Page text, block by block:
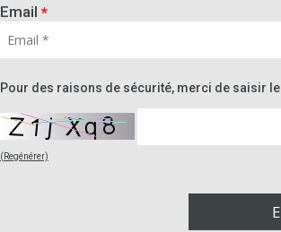
Email *
Pour des raisons de sécurité, merci de saisir
(Regénérer)